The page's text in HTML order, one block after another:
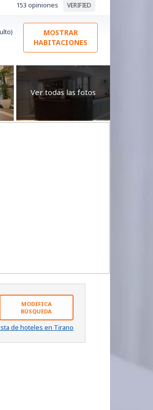
153 opiniones
VERIFIED
MOSTRAR
HABITACIONES
Ver todas las fotos
MODIFICA
BÚSQUEDA
de hoteles en Tirano